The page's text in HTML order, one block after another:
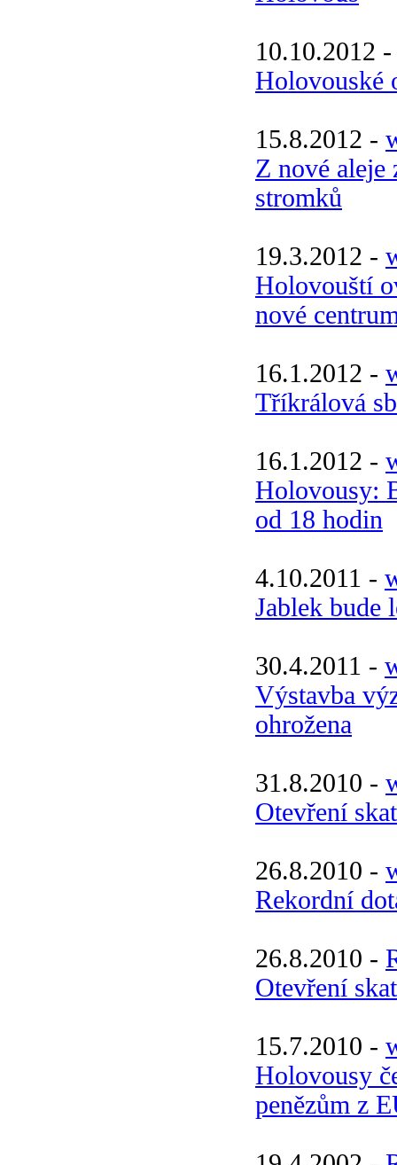
10.10.2012
Holovouské
15.8.2012 -
Z nové aleje
stromků
19.3.2012 -
Holovouští
nové
16.1.2012 -
Tříkrálová
16.1.2012 -
Holovousy:
od 18 hodin
4.10.2011 -
Jablek bude
30.4.2011 -
Výstavba
ohrožena
31.8.2010 -
Otevření
26.8.2010 -
Rekordní
26.8.2010 -
Otevření
15.7.2010 -
Holovousy
penězům z